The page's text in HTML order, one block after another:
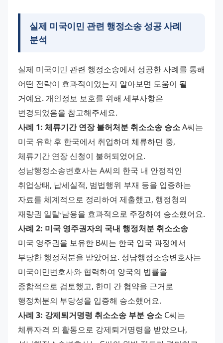
실제 미국이민 관련 행정소송 성공 사례
분석
실제 미국이민 관련 행정소송에서 성공한 사례를 통해
어떤 전략이 효과적이었는지 알아보면 도움이 될
거예요. 개인정보 보호를 위해 세부사항은
변경되었음을 참고해주세요.
사례 1: 체류기간 연장 불허처분 취소소송 승소 A씨는
미국 유학 후 한국에서 취업하며 체류하던 중,
체류기간 연장 신청이 불허되었어요.
성남행정소송변호사는 A씨의 한국 내 안정적인
취업상태, 납세실적, 범법행위 부재 등을 입증하는
자료를 체계적으로 정리하여 제출했고, 행정청의
사례 2: 미국 영주권자의 국내 행정처분 취소소송
미국 영주권을 보유한 B씨는 한국 입국 과정에서
부당한 행정처분을 받았어요. 성남행정소송변호사는
미국이민변호사와 협력하여 양국의 법률을
종합적으로 검토했고, 한미 간 협약을 근거로
행정처분의 부당성을 입증해 승소했어요.
사례 3: 강제퇴거명령 취소소송 부분 승소 C씨는
체류자격 외 활동으로 강제퇴거명령을 받았으나,